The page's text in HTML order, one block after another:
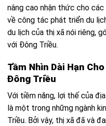
nâng cao nhận thức cho
về công tác phát triển du
du lịch của thị xã nói riêng,
với Đông Triều.
Tầm Nhìn Dài Hạn
Đông Triều
Với tiềm năng, lợi thế của
là một trong những ngành
Triều. Bởi vậy, thị xã đã và